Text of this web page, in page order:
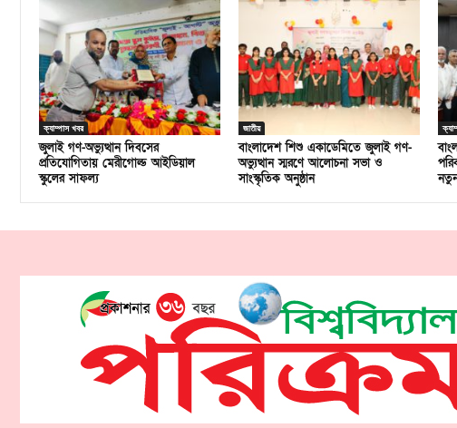
ক্যাম্পাস খবর
জুলাই গণ-অভ্যুত্থান দিবসের
প্রতিযোগিতায় মেরীগোল্ড আইডিয়াল
স্কুলের সাফল্য
জাতীয়
বাংলাদেশ শিশু একাডেমিতে জুলাই গণ-
অভ্যুত্থান স্মরণে আলোচনা সভা ও
সাংস্কৃতিক অনুষ্ঠান